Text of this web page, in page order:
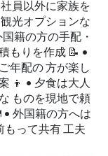
員以外に家族を
光オプションな
籍の方の手配・
もりを作成 📝 •
年配の 方が楽し
👦 • 夕食は大人
ものを現地で頼
外国籍の方へは
もって共有 ⼯夫